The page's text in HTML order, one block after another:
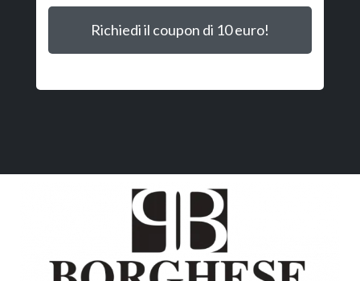
Richiedi il coupon di 10 euro!